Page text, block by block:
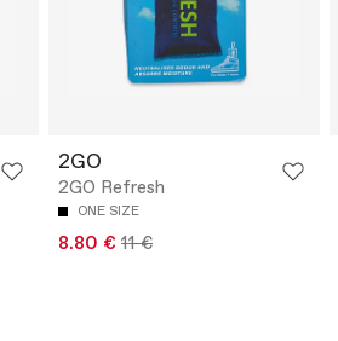
2GO
2GO Refresh
ONE SIZE
8.80 € 11 €